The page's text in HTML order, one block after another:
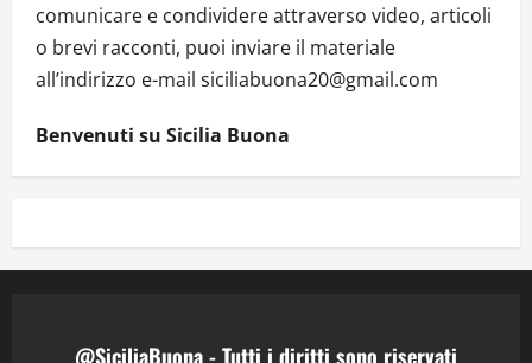
comunicare e condividere attraverso video, articoli
o brevi racconti, puoi inviare il materiale
all’indirizzo e-mail siciliabuona20@gmail.com
Benvenuti su Sicilia Buona
@SiciliaBuona - Tutti i diritti sono riservati